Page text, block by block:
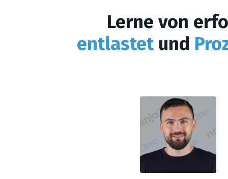
Lerne von
entlastetund